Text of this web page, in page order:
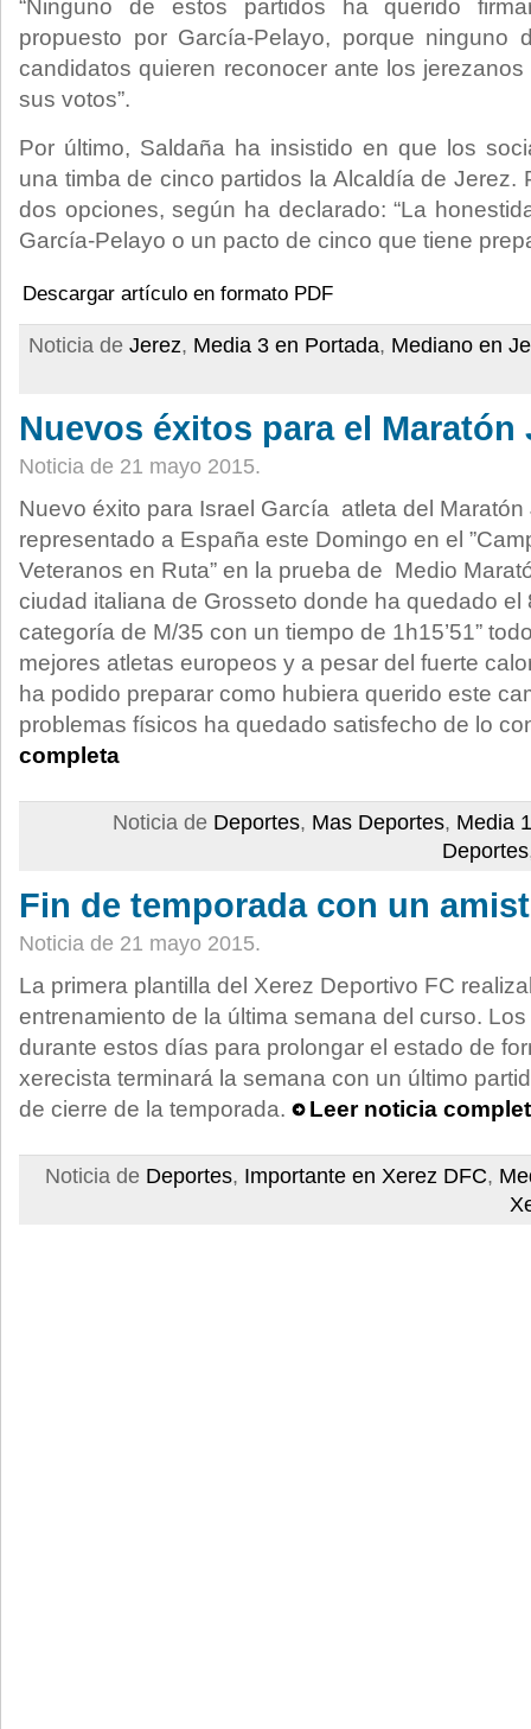
“Ninguno de estos partidos ha querido
propuesto por García-Pelayo, porque ninguno
candidatos quieren reconocer ante los
sus votos”.
Por último, Saldaña ha insistido en que los
una timba de cinco partidos la Alcaldía de Jerez.
dos opciones, según ha declarado: “La
García-Pelayo o un pacto de cinco que tiene
Descargar artículo en formato PDF
Noticia de Jerez, Media 3 en Portada, Mediano en
Nuevos éxitos para el Maratón
Noticia de 21 mayo 2015.
Nuevo éxito para Israel García atleta del
representado a España este Domingo en el
Veteranos en Ruta” en la prueba de Medio
ciudad italiana de Grosseto donde ha quedado el
categoría de M/35 con un tiempo de 1h15’51”
mejores atletas europeos y a pesar del fuerte
ha podido preparar como hubiera querido este
problemas físicos ha quedado satisfecho de lo
completa
Noticia de Deportes, Mas Deportes, Media
Deportes
Fin de temporada con un
Noticia de 21 mayo 2015.
La primera plantilla del Xerez Deportivo FC
entrenamiento de la última semana del curso.
durante estos días para prolongar el estado de
xerecista terminará la semana con un último
de cierre de la temporada.
Leer noticia
Noticia de Deportes, Importante en Xerez DFC,